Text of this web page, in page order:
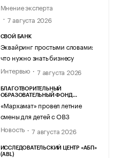
Мнение эксперта
7 августа 2026
СВОЙ БАНК
Эквайринг простыми словами:
что нужно знать бизнесу
Интервью
7 августа 2026
БЛАГОТВОРИТЕЛЬНЫЙ
ОБРАЗОВАТЕЛЬНЫЙ ФОНД
«Мархамат» провел летние
смены для детей с ОВЗ
Новость
7 августа 2026
ИССЛЕДОВАТЕЛЬСКИЙ ЦЕНТР «АБП»
(ABL)